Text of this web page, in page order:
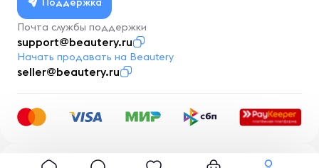
Почта службы поддержки
support@beautery.ru
Начать продавать на Beautery
seller@beautery.ru